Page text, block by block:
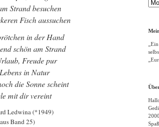
Strand besuchen
Fisch aussuchen
in der Hand
schön am Strand
Freude pur
in Natur
die Sonne scheint
mit dir vereint
Ledwina (*1949)
Band 25)